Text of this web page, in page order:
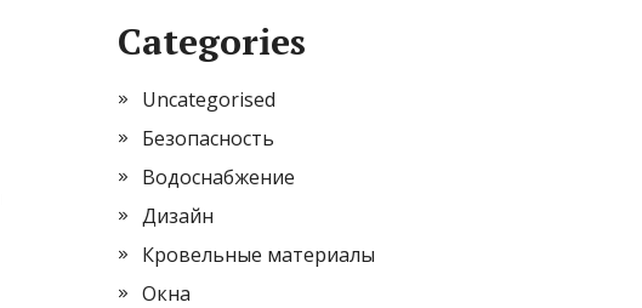
Categories
Uncategorised
Безопасность
Водоснабжение
Дизайн
Кровельные материалы
Окна